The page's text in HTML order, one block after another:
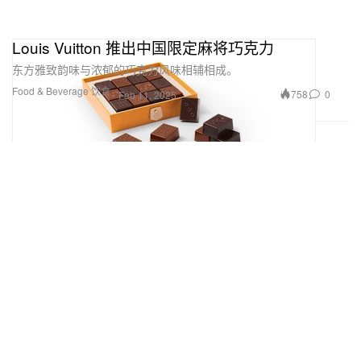
Food & Beverage 饮食
Louis Vuitton 推出中国限定麻将巧克力
东方雅致韵味与浓郁的巧克力风味相辅相成。
Feb 11, 2025 758 0